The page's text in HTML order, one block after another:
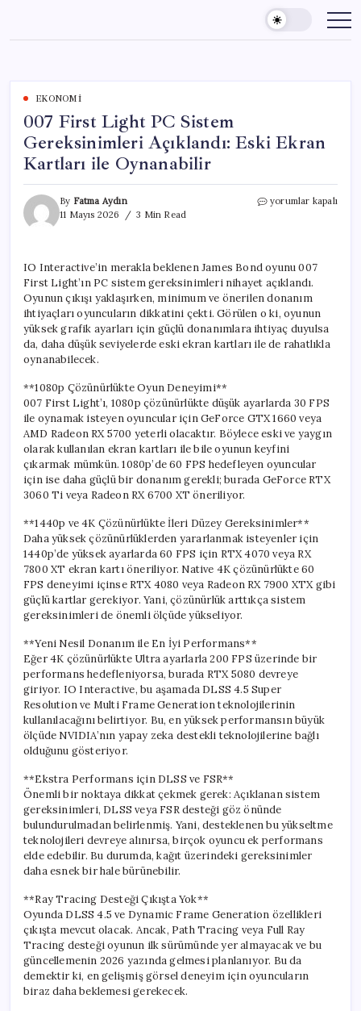
content
EKONOMI
007 First Light PC Sistem
Gereksinimleri Açıklandı: Eski Ekran
Kartları ile Oynanabilir
By Fatma Aydın
11 Mayıs 2026
3 Min Read
007
Gereksinimleri
Açıklandı:
Eski
Ekran
Kartları
ile
Oynanabilir
yorumlar kapalı
IO Interactive’in merakla beklenen James Bond oyunu 007
First Light’ın PC sistem gereksinimleri nihayet açıklandı.
Oyunun çıkışı yaklaşırken, minimum ve önerilen donanım
ihtiyaçları oyuncuların dikkatini çekti. Görülen o ki, oyunun
yüksek grafik ayarları için güçlü donanımlara ihtiyaç duyulsa
da, daha düşük seviyelerde eski ekran kartları ile de rahatlıkla
oynanabilecek.
**1080p Çözünürlükte Oyun Deneyimi**
007 First Light’ı, 1080p çözünürlükte düşük ayarlarda 30 FPS
ile oynamak isteyen oyuncular için GeForce GTX 1660 veya
AMD Radeon RX 5700 yeterli olacaktır. Böylece eski ve yaygın
olarak kullanılan ekran kartları ile bile oyunun keyfini
çıkarmak mümkün. 1080p’de 60 FPS hedefleyen oyuncular
için ise daha güçlü bir donanım gerekli; burada GeForce RTX
3060 Ti veya Radeon RX 6700 XT öneriliyor.
**1440p ve 4K Çözünürlükte İleri Düzey Gereksinimler**
Daha yüksek çözünürlüklerden yararlanmak isteyenler için
1440p’de yüksek ayarlarda 60 FPS için RTX 4070 veya RX
7800 XT ekran kartı öneriliyor. Native 4K çözünürlükte 60
FPS deneyimi içinse RTX 4080 veya Radeon RX 7900 XTX gibi
güçlü kartlar gerekiyor. Yani, çözünürlük arttıkça sistem
gereksinimleri de önemli ölçüde yükseliyor.
**Yeni Nesil Donanım ile En İyi Performans**
Eğer 4K çözünürlükte Ultra ayarlarla 200 FPS üzerinde bir
performans hedefleniyorsa, burada RTX 5080 devreye
giriyor. IO Interactive, bu aşamada DLSS 4.5 Super
Resolution ve Multi Frame Generation teknolojilerinin
kullanılacağını belirtiyor. Bu, en yüksek performansın büyük
ölçüde NVIDIA’nın yapay zeka destekli teknolojilerine bağlı
olduğunu gösteriyor.
**Ekstra Performans için DLSS ve FSR**
Önemli bir noktaya dikkat çekmek gerek: Açıklanan sistem
gereksinimleri, DLSS veya FSR desteği göz önünde
bulundurulmadan belirlenmiş. Yani, desteklenen bu yükseltme
teknolojileri devreye alınırsa, birçok oyuncu ek performans
elde edebilir. Bu durumda, kağıt üzerindeki gereksinimler
daha esnek bir hale bürünebilir.
**Ray Tracing Desteği Çıkışta Yok**
Oyunda DLSS 4.5 ve Dynamic Frame Generation özellikleri
çıkışta mevcut olacak. Ancak, Path Tracing veya Full Ray
Tracing desteği oyunun ilk sürümünde yer almayacak ve bu
güncellemenin 2026 yazında gelmesi planlanıyor. Bu da
demektir ki, en gelişmiş görsel deneyim için oyuncuların
biraz daha beklemesi gerekecek.